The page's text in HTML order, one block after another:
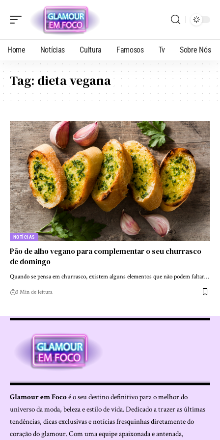
Home Notícias Cultura Famosos Tv Sobre Nós
Tag: dieta vegana
NOTÍCIAS
Pão de alho vegano para complementar o seu churrasco
de domingo
Quando se pensa em churrasco, existem alguns elementos que não podem faltar…
3 Min de leitura
Glamour em Focoé o seu destino definitivo para o melhor do
universo da moda, beleza e estilo de vida. Dedicado a trazer as últimas
tendências, dicas exclusivas e notícias fresquinhas diretamente do
coração do glamour. Com uma equipe apaixonada e antenada,